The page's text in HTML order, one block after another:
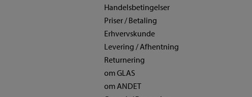
Handelsbetingelser
Priser / Betaling
Erhvervskunde
Levering / Afhentning
Returnering
om GLAS
om ANDET